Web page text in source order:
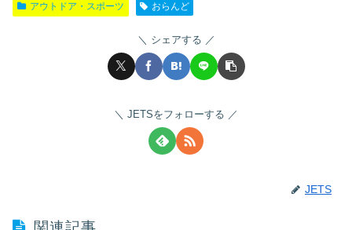
アウトドア・スポーツ おらんど
シェアする
JETSをフォローする
JETS